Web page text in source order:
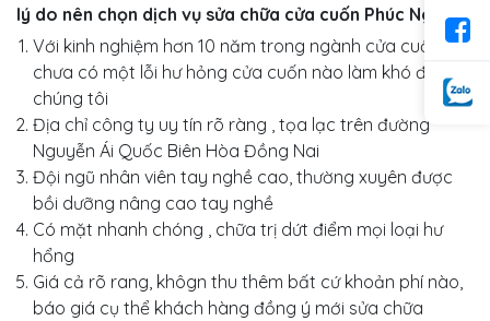
lý do nên chọn dịch vụ sửa chữa cửa cuốn Phúc Nghĩa .
Với kinh nghiệm hơn 10 năm trong ngành cửa cuốn ,
chưa có một lỗi hư hỏng cửa cuốn nào làm khó được
chúng tôi
Địa chỉ công ty uy tín rõ ràng , tọa lạc trên đường
Nguyễn Ái Quốc Biên Hòa Đồng Nai
Đội ngũ nhân viên tay nghề cao, thường xuyên được
bồi dưỡng nâng cao tay nghề
Có mặt nhanh chóng , chữa trị dứt điểm mọi loại hư
hổng
Giá cả rõ rang, khôgn thu thêm bất cứ khoản phí nào,
báo giá cụ thể khách hàng đồng ý mới sửa chữa